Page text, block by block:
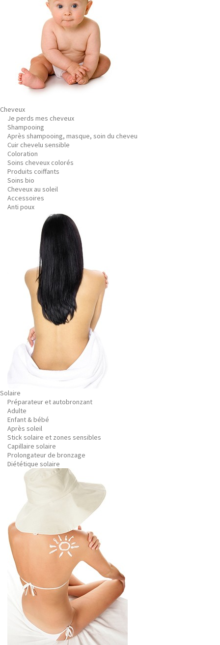
Cheveux
Je perds mes cheveux
Shampooing
Après shampooing, masque, soin du cheveu
Cuir chevelu sensible
Coloration
Soins cheveux colorés
Produits coiffants
Soins bio
Cheveux au soleil
Accessoires
Anti poux
Solaire
Préparateur et autobronzant
Adulte
Enfant & bébé
Après soleil
Stick solaire et zones sensibles
Capillaire solaire
Prolongateur de bronzage
Diététique solaire